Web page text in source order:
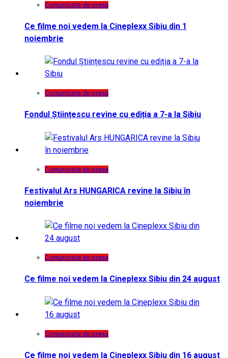
Comunicate de presa
Ce filme noi vedem la Cineplexx Sibiu din 1
noiembrie
Comunicate de presa
Fondul Științescu revine cu ediția a 7-a la Sibiu
Comunicate de presa
Festivalul Ars HUNGARICA revine la Sibiu în
noiembrie
Comunicate de presa
Ce filme noi vedem la Cineplexx Sibiu din 24 august
Comunicate de presa
Ce filme noi vedem la Cineplexx Sibiu din 16 august